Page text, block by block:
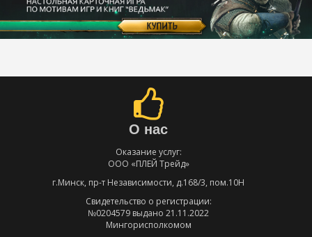
О нас
Оказание услуг:
ООО «ПЛЕЙ Трейд»
г.Минск, пр-т Независимости, д.168/3, пом.10Н
Свидетельство о регистрации:
№0204579 выдано 21.11.2022
Мингорисполкомом